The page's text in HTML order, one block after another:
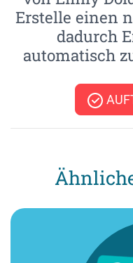
Erstelle einen
dadurch
automatisch